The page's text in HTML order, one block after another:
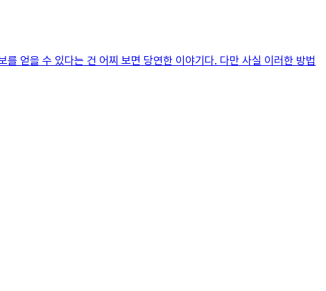
얻을 수 있다는 건 어찌 보면 당연한 이야기다. 다만 사실 이러한 방법